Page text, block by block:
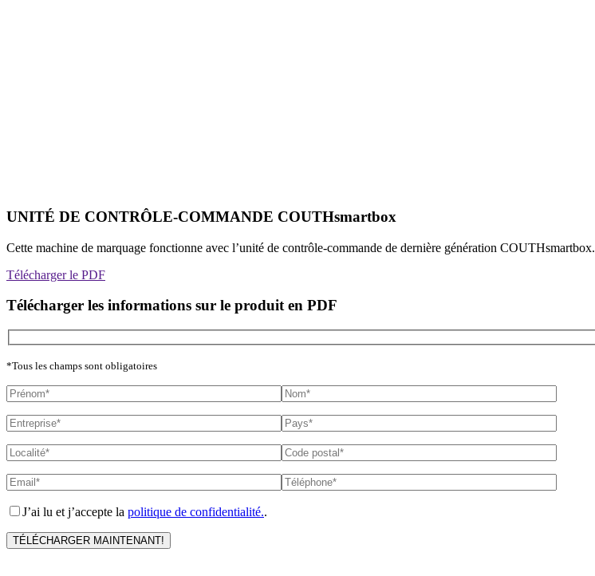
UNITÉ DE CONTRÔLE-COMMANDE COUTHsmartbox
Cette machine de marquage fonctionne avec l’unité de contrôle-commande de dernière génération COUTHsmartbox.
Télécharger le PDF
Télécharger les informations sur le produit en PDF
*Tous les champs sont obligatoires
J’ai lu et j’accepte la politique de confidentialité..